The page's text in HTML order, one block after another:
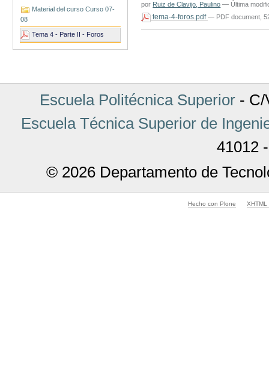
Material del curso Curso 07-
08
Tema 4 - Parte II - Foros
por Ruiz de Clavijo, Paulino — Última
tema-4-foros.pdf— PDF document,
Escuela Politécnica Superior- C/
Escuela Técnica Superior de
41012
© 2026 Departamento de
Hecho con Plone XHTML